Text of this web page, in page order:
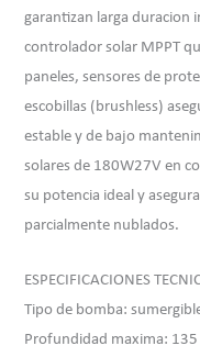
garantizan larga duracion
controlador solar MPPT
paneles, sensores de
escobillas (brushless)
estable y de bajo
solares de 180W27V en
su potencia ideal y
parcialmente nublados.
ESPECIFICACIONES
Tipo de bomba:
Profundidad maxima: